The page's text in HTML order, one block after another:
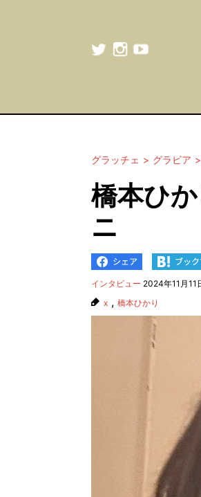
グラッチェ グラビア
橋本ひ
ニ
インタビュー 2024年11月11
x , 橋本ひかり